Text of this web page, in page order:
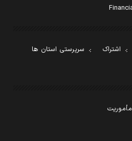
اشتراک
سرپرستی استان ها
مأموریت